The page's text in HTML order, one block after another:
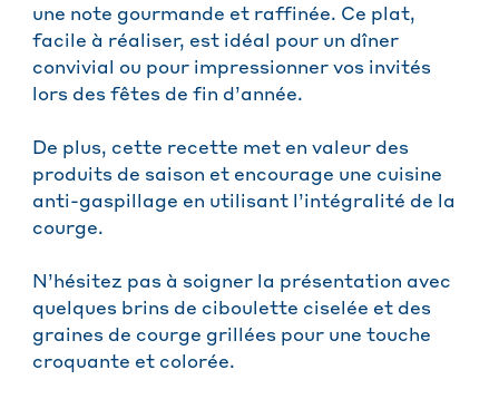
une note gourmande et raffinée. Ce plat,
facile à réaliser, est idéal pour un dîner
convivial ou pour impressionner vos invités
lors des fêtes de fin d’année.
De plus, cette recette met en valeur des
produits de saison et encourage une cuisine
anti-gaspillage en utilisant l’intégralité de la
courge.
N’hésitez pas à soigner la présentation avec
quelques brins de ciboulette ciselée et des
graines de courge grillées pour une touche
croquante et colorée.